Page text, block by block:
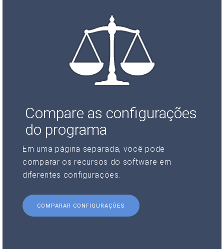
Compare as configurações
do programa
Em uma página separada, você pode
comparar os recursos do software em
diferentes configurações.
COMPARAR CONFIGURAÇÕES